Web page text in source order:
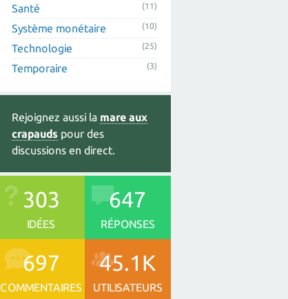
Santé (11)
Système monétaire (10)
Technologie (25)
Temporaire (3)
Rejoignez aussi la mare aux
crapauds pour des
discussions en direct.
303
IDÉES
647
RÉPONSES
697
COMMENTAIRES
45.1K
UTILISATEURS